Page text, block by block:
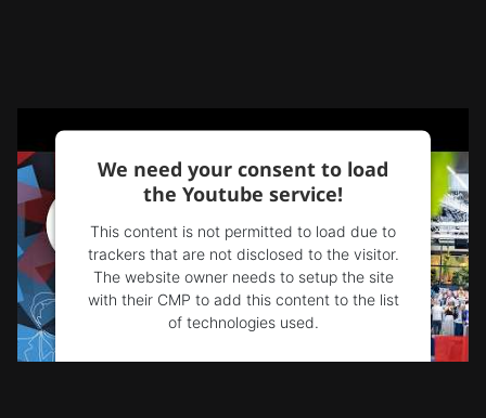
We need your consent to load
the Youtube service!
This content is not permitted to load due to
trackers that are not disclosed to the visitor.
The website owner needs to setup the site
with their CMP to add this content to the list
of technologies used.
Powered byUsercentrics Consent